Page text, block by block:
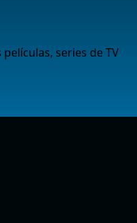
series de TV